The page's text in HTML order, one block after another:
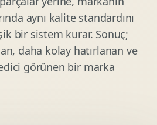
aynı kalite standardını
bir sistem kurar. Sonuç;
daha kolay hatırlanan ve
görünen bir marka